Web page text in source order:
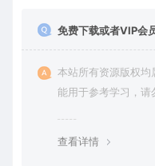
免费下载或者VIP会
本站所有资源版权均
能用于参考学习，请
查看详情